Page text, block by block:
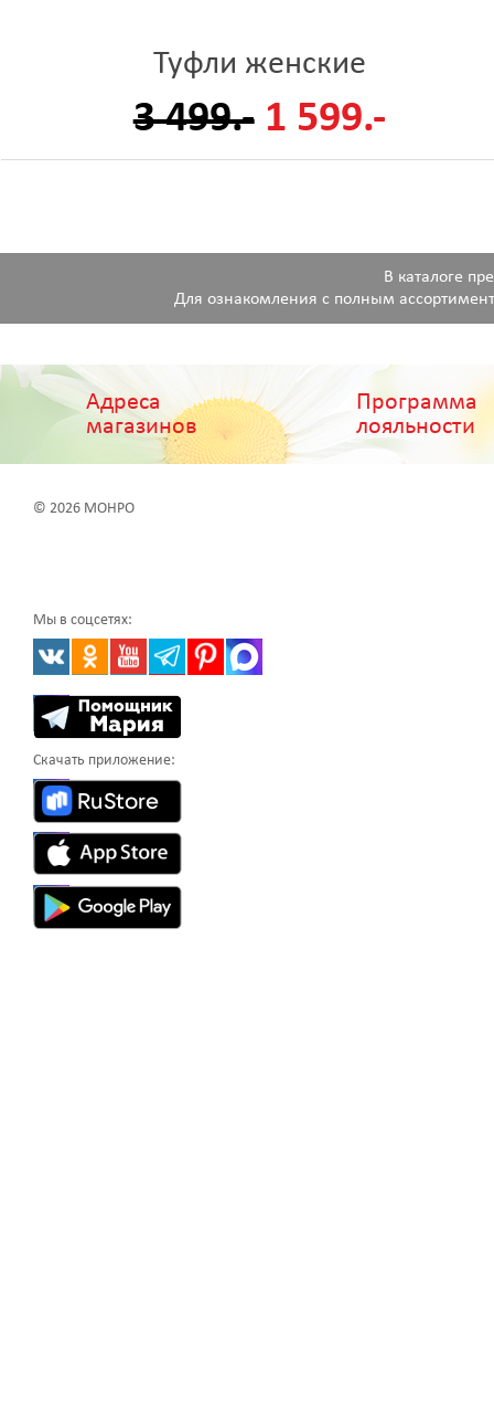
Туфли женские
3 499.- 1 599.-
В каталоге
Для ознакомления с полным
Адреса
магазинов
Программа
лояльности
© 2026 МОНРО
Мы в соцсетях:
Скачать приложение: